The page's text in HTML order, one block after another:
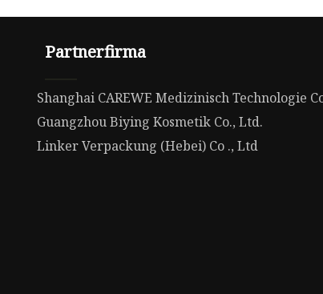
Partnerfirma
Shanghai CAREWE Medizinisch Technologie
Guangzhou Biying Kosmetik Co., Ltd.
Linker Verpackung (Hebei) Co ., Ltd